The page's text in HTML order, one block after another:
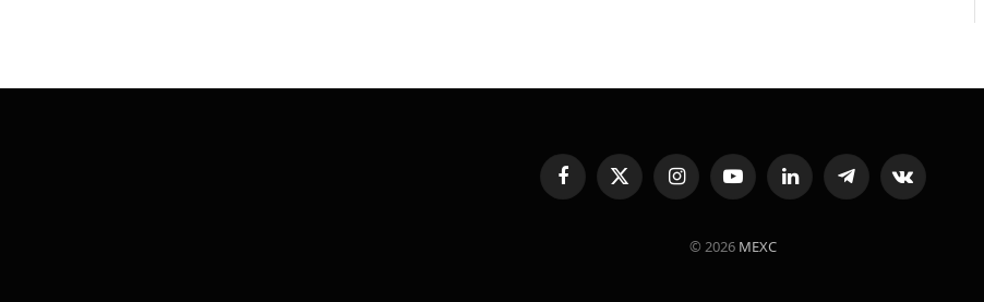
FacebookX
(Twitter)
InstagramYouTubeLinkedInTelegramVKontakte
© 2026 MEXC